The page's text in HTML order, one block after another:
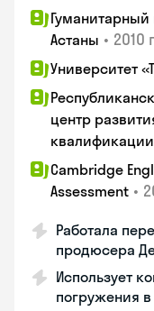
Астаны • 2010
Университет
центр
квалификации
Cambridge
Assessment •
Работала
продюсера
Использует
погружения